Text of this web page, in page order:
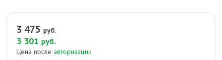
3 475 руб.
3 301 руб.
Цена после авторизации